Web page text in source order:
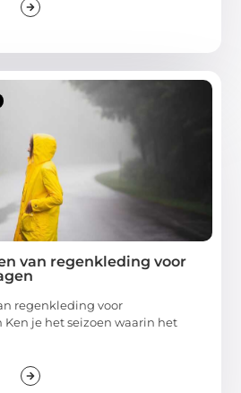
van regenkleding voor
regenkleding voor
je het seizoen waarin het